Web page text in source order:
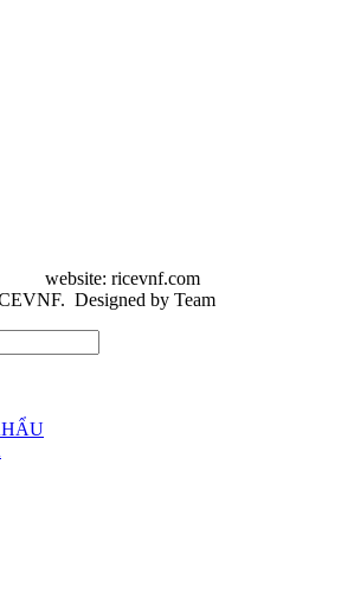
website: ricevnf.com
Designed by Team